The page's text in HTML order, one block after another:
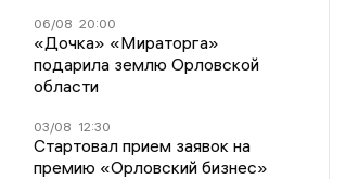
06/08 20:00
«Дочка» «Мираторга»
подарила землю Орловской
области
03/08 12:30
Стартовал прием заявок на
премию «Орловский бизнес»